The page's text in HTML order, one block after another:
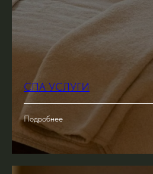
СПА УСЛУГИ
Подробнее